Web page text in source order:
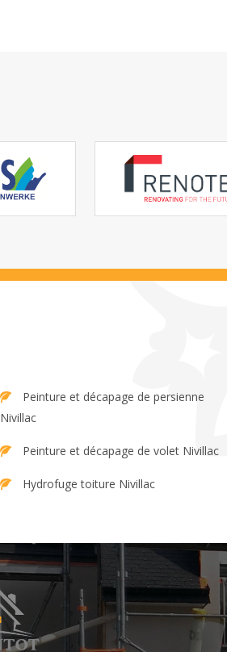
Nivillac
Peinture et décapage de volet Nivillac
Hydrofuge toiture Nivillac